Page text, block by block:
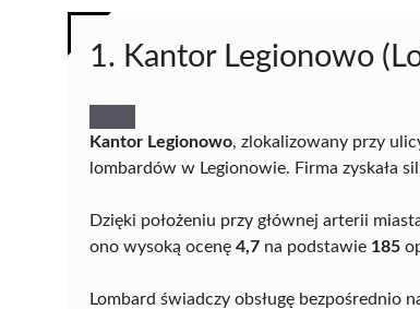
1. Kantor Legionowo
Kantor Legionowo, zlokalizowany przy
lombardów w Legionowie. Firma zyskała
Dzięki położeniu przy głównej arterii
ono wysoką ocenę 4,7 na podstawie 185
Lombard świadczy obsługę bezpośrednio